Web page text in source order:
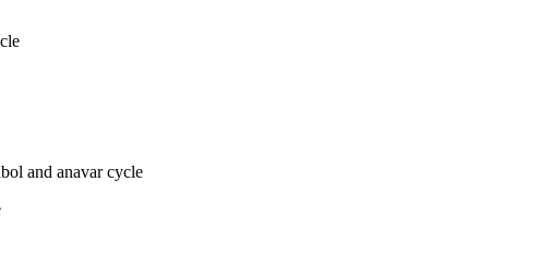
and anavar cycle